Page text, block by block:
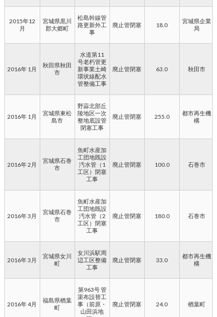
2015年12
月
宮城県黒川
郡大郷町
松島幹線管
路更新外工
事
廃止管閉塞 18.0
宮城県企業
局
2016年 1月
秋田県秋田
市
水道第11
号老朽管更
新事業土崎
環状線配水
管整備工事
廃止管閉塞 63.0 秋田市
2016年 1月
宮城県東松
島市
野蒜北部丘
陵地区一次
整地底設管
閉塞工事
廃止管閉塞 255.0
都市再生機
構
2016年 2月
宮城県石巻
市
魚町水産加
工団地既設
汚水管（1
工区）閉塞
工事
廃止管閉塞 100.0 石巻市
2016年 3月
宮城県石巻
市
魚町水産加
工団地既設
汚水管（2
工区）閉塞
工事
廃止管閉塞 180.0 石巻市
2016年 3月
宮城県女川
町
女川浜駅周
辺工区整備
工事
廃止管閉塞 33.0
都市再生機
構
2016年 4月
福島県楢葉
町
第963号 管
渠布設替工
事（前原・
山田浜地
廃止管閉塞 24.0 楢葉町